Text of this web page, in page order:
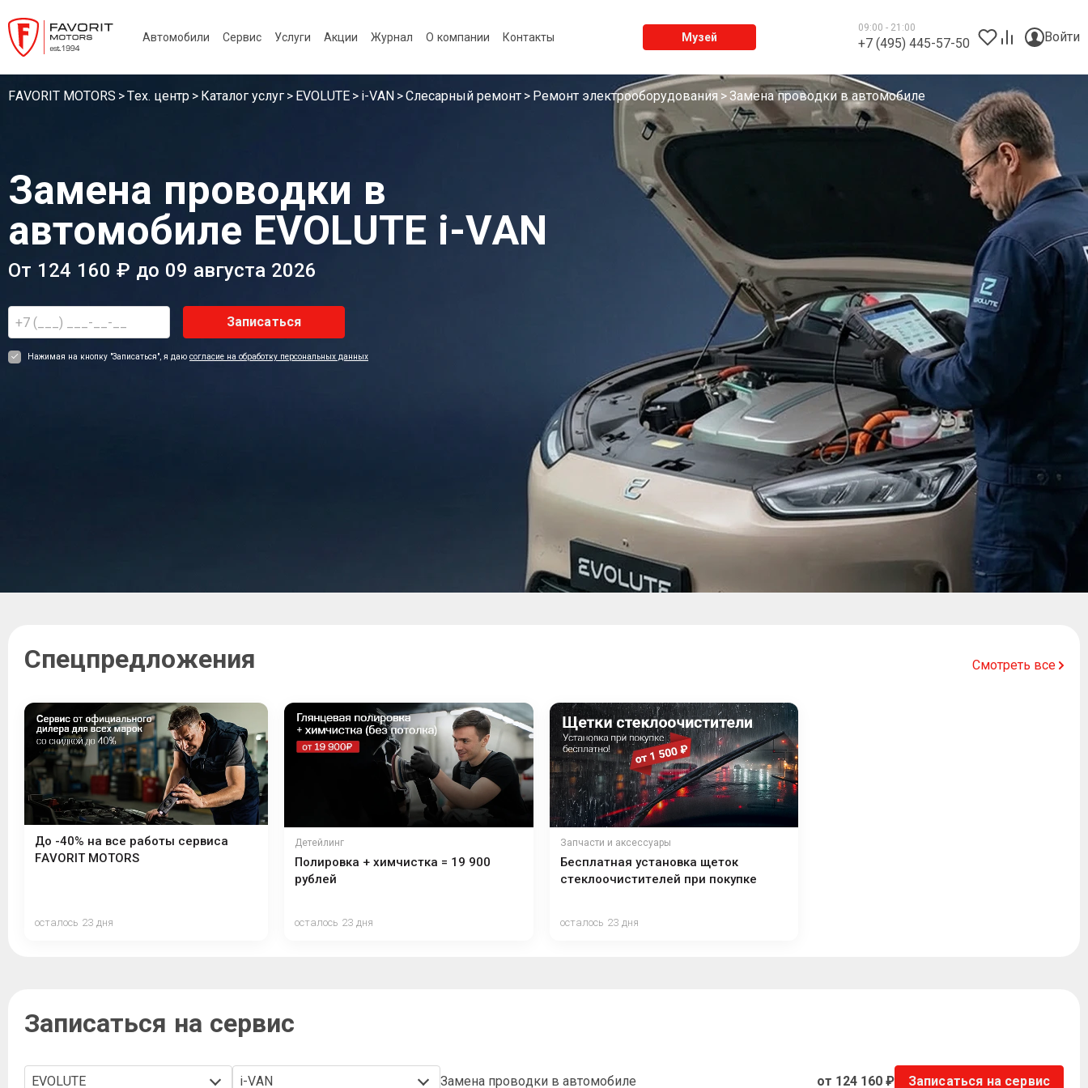
Автомобили Сервис Услуги Акции Журнал О компании Контакты Музей
09:00 - 21:00
+7 (495) 445-57-50 Войти
FAVORIT MOTORS Тех. центр Каталог услуг EVOLUTE i-VAN Слесарный ремонт Ремонт электрооборудования Замена проводки в автомобиле
Замена проводки в
автомобиле EVOLUTE i-VAN
От 124 160 ₽ до 09 августа 2026
Записаться
Нажимая на кнопку "Записаться", я даю согласие на обработку персональных данных
Спецпредложения Смотреть все
До -40% на все работы сервиса
FAVORIT MOTORS
осталось 23 дня
Детейлинг
Полировка + химчистка = 19 900
рублей
осталось 23 дня
Запчасти и аксессуары
Бесплатная установка щеток
стеклоочистителей при покупке
осталось 23 дня
Записаться на сервис
EVOLUTE i-VAN Замена проводки в автомобиле от 124 160 ₽ Записаться на сервис